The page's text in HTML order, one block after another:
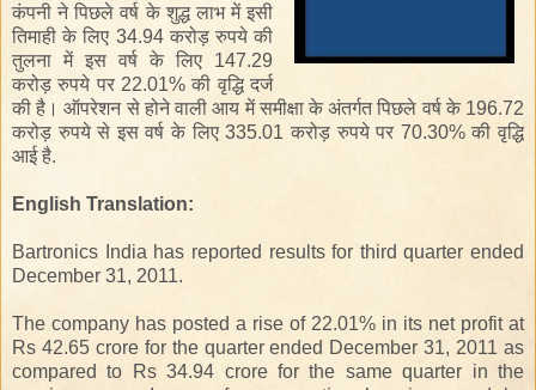
कंपनी नेपिछले वर्ष के शुद्ध लाभ में इसी
तिमाही के लिए 34.94करोड़रुपयेकी
तुलना मेंइसवर्ष के लिए 147.29
करोड़ रुपये पर 22.01% की वृद्धि दर्ज
की है। ऑपरेशन से होने वालीआय मेंसमीक्षा के अंतर्गतपिछले वर्ष के 196.72
करोड़ रुपये से इस वर्ष के लिए 335.01 करोड़ रुपये पर 70.30%की वृद्धि
आई है.
English Translation:
Bartronics India has reported results for third quarter ended
December 31, 2011.
The company has posted a rise of 22.01% in its net profit at
Rs 42.65 crore for the quarter ended December 31, 2011 as
compared to Rs 34.94 crore for the same quarter in the